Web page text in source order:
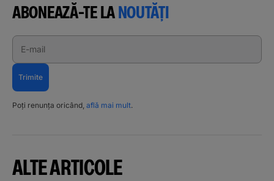
ABONEAZĂ-TE LANOUTĂȚI
E-mail
Trimite
Poți renunța oricând, află mai mult.
ALTE ARTICOLE